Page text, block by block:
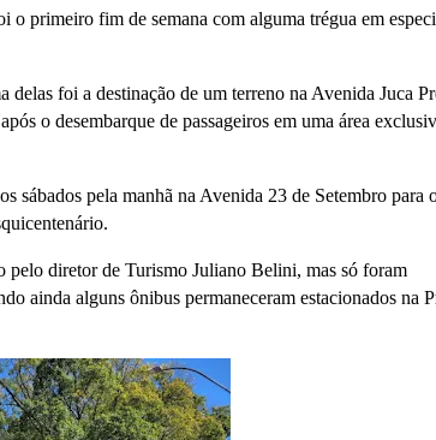
o primeiro fim de semana com alguma trégua em
foi a destinação de um terreno na Avenida Juca
o desembarque de passageiros em uma área
sábados pela manhã na Avenida 23 de Setembro para
pelo diretor de Turismo Juliano Belini, mas só foram
ainda alguns ônibus permaneceram estacionados na